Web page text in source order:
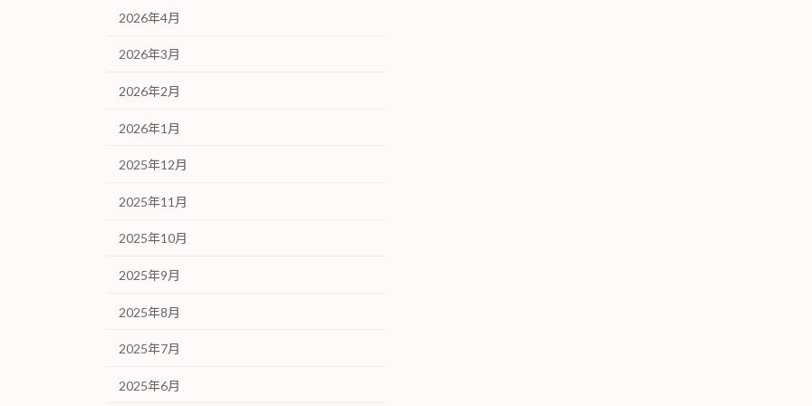
2026年4月
2026年3月
2026年2月
2026年1月
2025年12月
2025年11月
2025年10月
2025年9月
2025年8月
2025年7月
2025年6月